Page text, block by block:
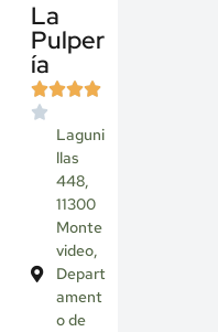
La
Pulper
ía
Laguni
llas
448,
11300
Monte
video,
Depart
ament
o de